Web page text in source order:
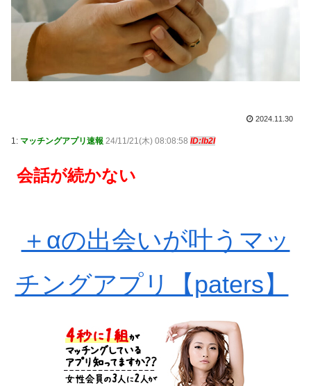
2024.11.30
1: マッチングアプリ速報 24/11/21(木) 08:08:58 ID:lb2I
会話が続かない
＋αの出会いが叶うマッ
チングアプリ【paters】